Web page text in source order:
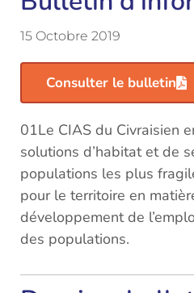
15 Octobre 2019
Consulter le bulletin
01Le CIAS du Civraisien
solutions d’habitat et de
populations les plus
pour le territoire en
développement de
des populations.